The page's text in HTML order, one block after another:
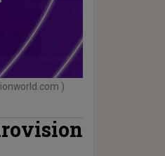
)